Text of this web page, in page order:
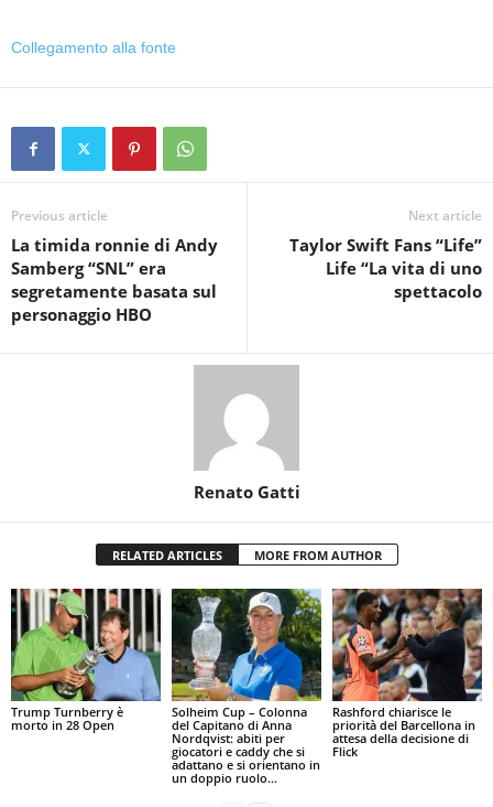
Collegamento alla fonte
Previous article
La timida ronnie di Andy
Samberg “SNL” era
segretamente basata sul
personaggio HBO
Next article
Taylor Swift Fans “Life”
Life “La vita di uno
spettacolo
Renato Gatti
RELATED ARTICLES MORE FROM AUTHOR
Trump Turnberry è
morto in 28 Open
Solheim Cup – Colonna
del Capitano di Anna
Nordqvist: abiti per
giocatori e caddy che si
adattano e si orientano in
un doppio ruolo...
Rashford chiarisce le
priorità del Barcellona in
attesa della decisione di
Flick